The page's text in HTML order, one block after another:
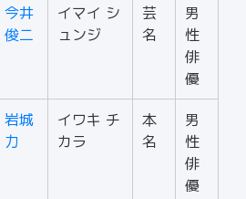
今井
俊二
イマイ シ
ュンジ
芸
名
男
性
俳
優
岩城
力
イワキ チ
カラ
本
名
男
性
俳
優